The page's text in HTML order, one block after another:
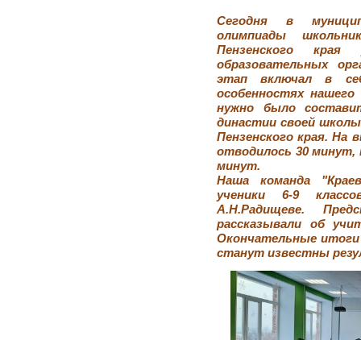
Сегодня в
олимпиады
Пензенского
образовательных
этап включал в
особенностях
нужно было
династии своей
Пензенского края. На
отводилось 30 минут,
минут.
Наша команда
ученики 6-9
А.Н.Радищеве.
рассказывали об
Окончательные итоги
станут известны